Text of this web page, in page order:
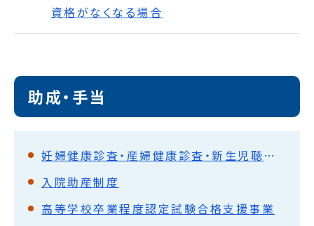
資格がなくなる場合
助成・手当
妊婦健康診査・産婦健康診査・新生児聴覚検査・1か月児健康診査の償還払い
入院助産制度
高等学校卒業程度認定試験合格支援事業